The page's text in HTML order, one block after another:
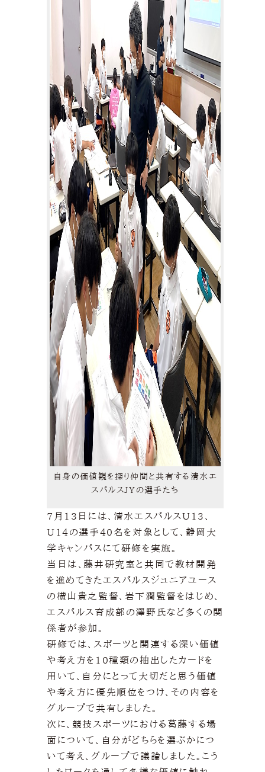
自身の価値観を探り仲間と共有する清水エ
スパルスJYの選手たち
7月13日には、清水エスパルスU13、
U14の選手40名を対象として、静岡大
学キャンパスにて研修を実施。
当日は、藤井研究室と共同で教材開発
を進めてきたエスパルスジュニアユース
の横山貴之監督、岩下潤監督をはじめ、
エスパルス育成部の澤野氏など多くの関
係者が参加。
研修では、スポーツと関連する深い価値
や考え方を10種類の抽出したカードを
用いて、自分にとって大切だと思う価値
や考え方に優先順位をつけ、その内容を
グループで共有しました。
次に、競技スポーツにおける葛藤する場
面について、自分がどちらを選ぶかにつ
いて考え、グループで議論しました。こう